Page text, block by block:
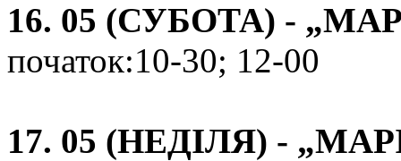
16. 05 (СУБОТА) -
початок:10-30; 12-00
17. 05 (НЕДІЛЯ) -